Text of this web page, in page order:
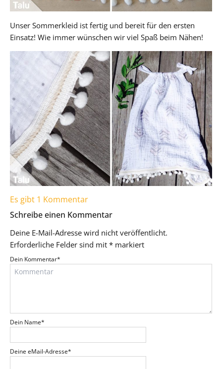
Unser Sommerkleid ist fertig und bereit für den ersten
Einsatz! Wie immer wünschen wir viel Spaß beim Nähen!
Es gibt 1 Kommentar
Schreibe einen Kommentar
Deine E-Mail-Adresse wird nicht veröffentlicht.
Erforderliche Felder sind mit * markiert
Dein Kommentar*
Dein Name*
Deine eMail-Adresse*